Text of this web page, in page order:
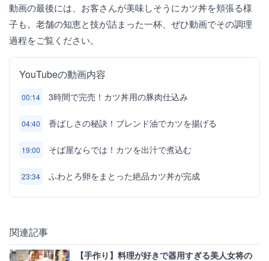
動画の最後には、お客さんが美味しそうにカツ丼を頬張る様
子も。老舗の知恵と技が詰まった一杯、ぜひ動画でその調理
過程をご覧ください。
YouTubeの動画内容
00:14 3時間で完売！カツ丼用の豚肉仕込み
04:40 香ばしさの秘訣！ブレンド油でカツを揚げる
19:00 そば屋ならでは！カツを出汁で煮込む
23:34 ふわとろ卵をまとった絶品カツ丼が完成
関連記事
【手作り】料理が好きで器用すぎる美人女将の